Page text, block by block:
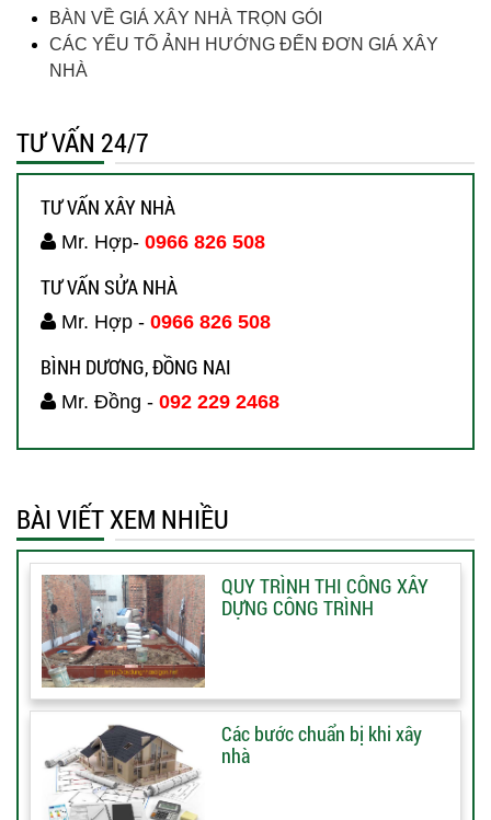
BÀN VỀ GIÁ XÂY NHÀ TRỌN GÓI
CÁC YẾU TỐ ẢNH HƯỚNG ĐẾN ĐƠN GIÁ XÂY
NHÀ
TƯ VẤN 24/7
TƯ VẤN XÂY NHÀ
Mr. Hợp- 0966 826 508
TƯ VẤN SỬA NHÀ
Mr. Hợp - 0966 826 508
BÌNH DƯƠNG, ĐỒNG NAI
Mr. Đồng - 092 229 2468
BÀI VIẾT XEM NHIỀU
QUY TRÌNH THI CÔNG XÂY
DỰNG CÔNG TRÌNH
Các bước chuẩn bị khi xây
nhà